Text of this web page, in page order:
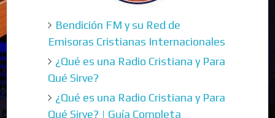
Bendición FM y su Red de
Emisoras Cristianas Internacionales
¿Qué es una Radio Cristiana y Para
Qué Sirve?
¿Qué es una Radio Cristiana y Para
Qué Sirve? | Guía Completa